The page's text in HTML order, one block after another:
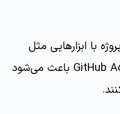
با ابزارهایی مثل
Docker، Kubernetes و GitHub Actions باعث می‌شود